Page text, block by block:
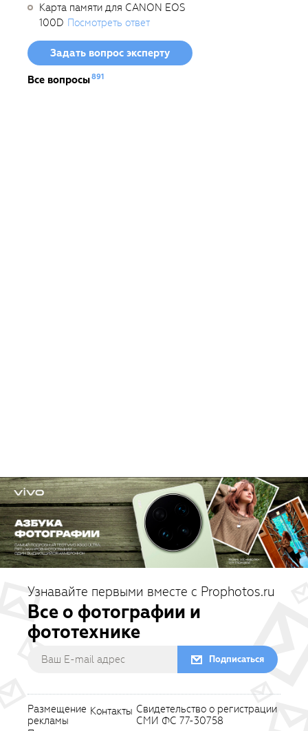
Карта памяти для CANON EOS
100D Посмотреть ответ
Задать вопрос эксперту
Все вопросы891
Узнавайте первыми вместе с Prophotos.ru
Все о фотографии и
фототехнике
Подписаться
Размещение
рекламы
Контакты Свидетельство о регистрации
СМИ ФС 77-30758